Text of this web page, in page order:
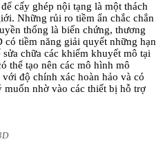
cấy ghép nội tạng là một thách
Những rủi ro tiềm ẩn chắc chắn
thống là biến chứng, thương
tiềm năng giải quyết những hạn
chữa các khiếm khuyết mô tại
thể tạo nên các mô hình mô
độ chính xác hoàn hảo và có
nhờ vào các thiết bị hỗ trợ